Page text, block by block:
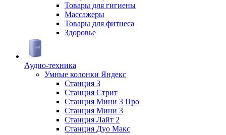
Товары для гигиены
Массажеры
Товары для фитнеса
Здоровье
Аудио-техника
Умные колонки Яндекс
Станция 3
Станция Стрит
Станция Мини 3 Про
Станция Мини 3
Станция Лайт 2
Станция Дуо Макс